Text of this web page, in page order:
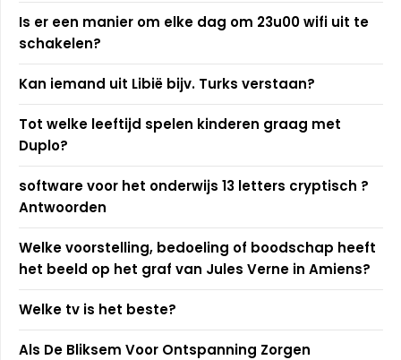
Is er een manier om elke dag om 23u00 wifi uit te
schakelen?
Kan iemand uit Libië bijv. Turks verstaan?
Tot welke leeftijd spelen kinderen graag met
Duplo?
software voor het onderwijs 13 letters cryptisch ?
Antwoorden
Welke voorstelling, bedoeling of boodschap heeft
het beeld op het graf van Jules Verne in Amiens?
Welke tv is het beste?
Als De Bliksem Voor Ontspanning Zorgen